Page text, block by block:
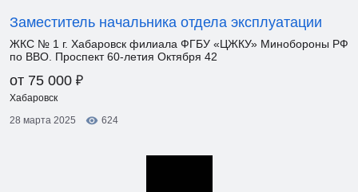
Заместитель начальника отдела эксплуатации
ЖКС № 1 г. Хабаровск филиала ФГБУ «ЦЖКУ» Минобороны РФ
по ВВО. Проспект 60-летия Октября 42
от 75 000 ₽
Хабаровск
28 марта 2025
624